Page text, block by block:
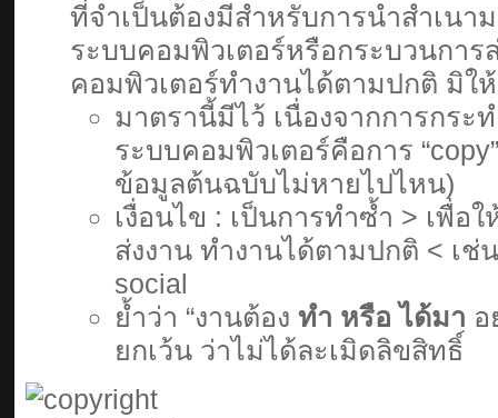
ที่จําเป็นต้องมีสําหรับการนําสําเนา
ระบบคอมพิวเตอร์หรือกระบวนกา
คอมพิวเตอร์ทํางานได้ตามปกติ มิใ
มาตรานี้มีไว้ เนื่องจากการกร
ระบบคอมพิวเตอร์คือการ
ข้อมูลต้นฉบับไม่หายไปไหน)
เงื่อนไข : เป็นการทำซ้ำ > เพื่อ
ส่งงาน ทำงานได้ตามปกติ < เช่
social
ย้ำว่า “งานต้อง ทำ หรือ ได้มา อ
ยกเว้น ว่าไม่ได้ละเมิดลิขสิทธิ์